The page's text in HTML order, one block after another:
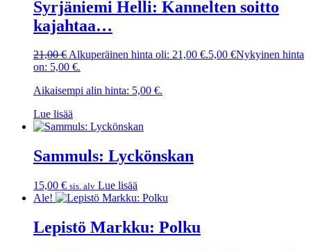
Syrjäniemi Helli: Kannelten soitto
kajahtaa…
21,00€Alkuperäinen hinta oli: 21,00 €.5,00 €Nykyinen hinta
on: 5,00 €.
Aikaisempi alin hinta: 5,00 €.
Lue lisää
Sammuls: Lyckönskan
15,00 € sis. alv Lue lisää
Ale!
Lepistö Markku: Polku